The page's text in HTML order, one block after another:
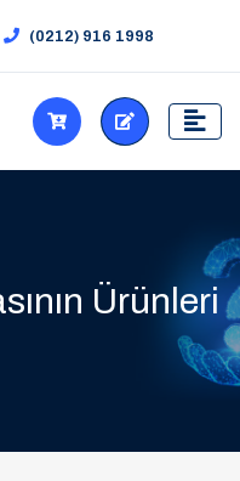
(0212) 916 1998
Ürünleri